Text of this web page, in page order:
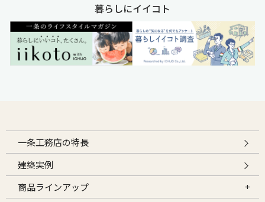
暮らしにイイコト
一条工務店の特長
建築実例
商品ラインアップ